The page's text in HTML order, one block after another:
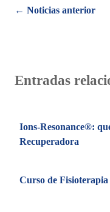
Posts
← Noticias anterior
Entradas
Ions-Resonance®:
Recuperadora
Curso de